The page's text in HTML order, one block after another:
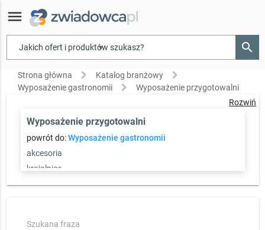
menu
▾ search
Strona główna
Katalog branżowy
Wyposażenie gastronomii
Wyposażenie przygotowalni
Rozwiń
Wyposażenie przygotowalni
powrót do:Wyposażenie gastronomii
akcesoria
krajalnice
Miksery i mięsiarki
Szukana fraza